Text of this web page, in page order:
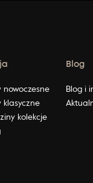
nowoczesne
klasyczne
kolekcje
Blog
Blog i